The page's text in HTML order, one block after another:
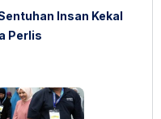
Insan Kekal
Perlis